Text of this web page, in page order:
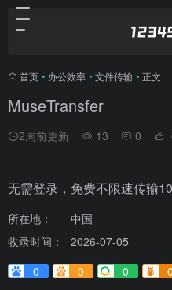
首页 • 办公效率 • 文件传输 • 正文
MuseTransfer
2周前更新 13 0
无需登录，免费不限速传输
所在地：
中国
收录时间：
2026-07-05
0
0 0 0